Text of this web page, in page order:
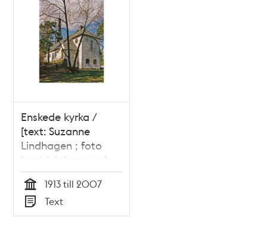
Enskede kyrka /
[text: Suzanne
Lindhagen ; foto
Ingrid Johansson]
Tid
1913 till 2007
Typ
Text